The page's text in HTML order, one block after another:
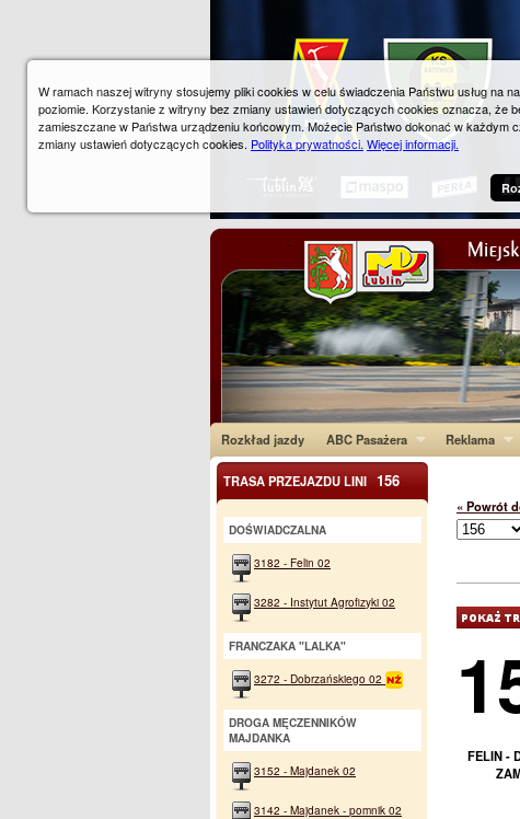
Rozkład jazdy ABC Pasażera Reklama
« Powrót
FELIN -
TRASA PRZEJAZDU LINI 156
DOŚWIADCZALNA
3182 - Felin 02
3282 - Instytut Agrofizyki 02
FRANCZAKA "LALKA"
3272 - Dobrzańskiego 02
DROGA MĘCZENNIKÓW
MAJDANKA
3152 - Majdanek 02
3142 - Majdanek - pomnik 02
W ramach naszej witryny stosujemy pliki cookies w celu świadczenia Państwu usług na
poziomie. Korzystanie z witryny bez zmiany ustawień dotyczących cookies oznacza, że
zamieszczane w Państwa urządzeniu końcowym. Możecie Państwo dokonać w każdym
zmiany ustawień dotyczących cookies. Polityka prywatności. Więcej informacji.